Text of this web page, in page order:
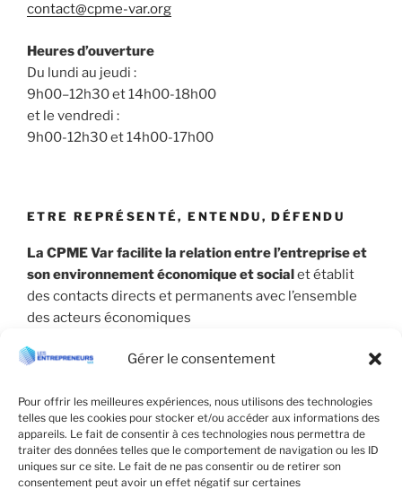
Gérer le consentement
Pour offrir les meilleures expériences, nous utilisons des technologies
telles que les cookies pour stocker et/ou accéder aux informations des
appareils. Le fait de consentir à ces technologies nous permettra de
traiter des données telles que le comportement de navigation ou les ID
uniques sur ce site. Le fait de ne pas consentir ou de retirer son
consentement peut avoir un effet négatif sur certaines
contact@cpme-var.org
Heures d’ouverture
Du lundi au jeudi :
9h00–12h30 et 14h00-18h00
et le vendredi :
9h00-12h30 et 14h00-17h00
ETRE REPRÉSENTÉ, ENTENDU, DÉFENDU
La CPME Var facilite la relation entre l’entreprise et
son environnement économique et socialet établit
des contacts directs et permanents avec l’ensemble
des acteurs économiques